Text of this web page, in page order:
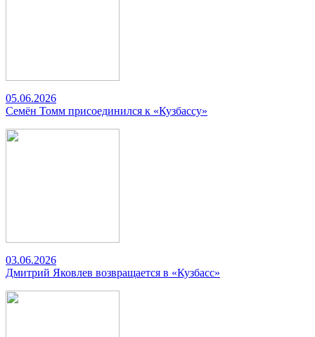
05.06.2026
Семён Томм присоединился к «Кузбассу»
03.06.2026
Дмитрий Яковлев возвращается в «Кузбасс»